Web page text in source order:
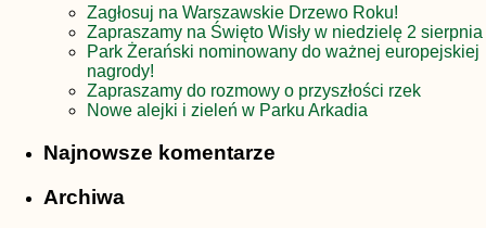
Zagłosuj na Warszawskie Drzewo Roku!
Zapraszamy na Święto Wisły w niedzielę 2 sierpnia
Park Żerański nominowany do ważnej europejskiej
nagrody!
Zapraszamy do rozmowy o przyszłości rzek
Nowe alejki i zieleń w Parku Arkadia
Najnowsze komentarze
Archiwa